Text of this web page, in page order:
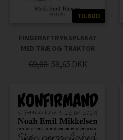
TILBUD
FINGERAFTRYKSPLAKAT
MED TRÆ OG TRAKTOR
69,00 58,65 DKK